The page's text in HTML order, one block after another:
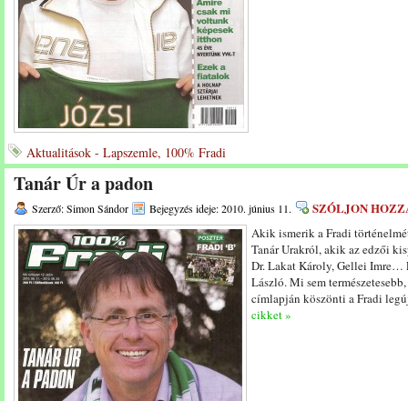
Aktualitások - Lapszemle, 100% Fradi
Tanár Úr a padon
Szerző: Simon Sándor Bejegyzés ideje: 2010. június 11. SZÓLJON
Akik ismerik a Fradi
Tanár Urakról, akik az edzői
Dr. Lakat Károly, Gellei Imre…
László. Mi sem
címlapján köszönti a Fradi
cikket »